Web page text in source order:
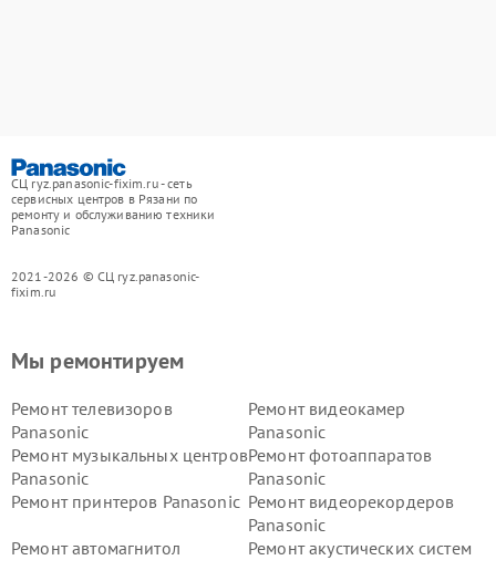
СЦ ryz.panasonic-fixim.ru - сеть
сервисных центров в Рязани по
ремонту и обслуживанию техники
Panasonic
2021-2026 © СЦ ryz.panasonic-
fixim.ru
Мы ремонтируем
Ремонт телевизоров
Panasonic
Ремонт видеокамер
Panasonic
Ремонт музыкальных центров
Panasonic
Ремонт фотоаппаратов
Panasonic
Ремонт принтеров Panasonic Ремонт видеорекордеров
Panasonic
Ремонт автомагнитол
Ремонт акустических систем